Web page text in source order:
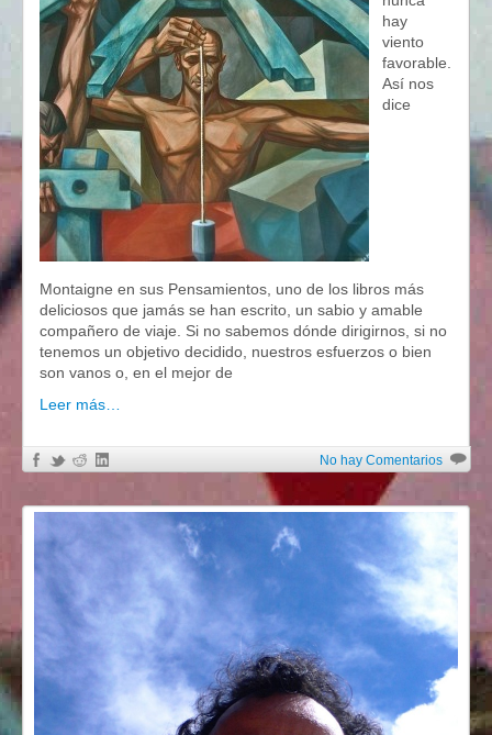
hay
viento
favorable.
Así nos
dice
Montaigne en sus Pensamientos, uno de los libros más
deliciosos que jamás se han escrito, un sabio y amable
compañero de viaje. Si no sabemos dónde dirigirnos, si no
tenemos un objetivo decidido, nuestros esfuerzos o bien
son vanos o, en el mejor de
Leer más…
No hay Comentarios